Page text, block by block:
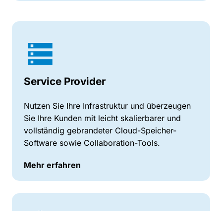
Service Provider
Nutzen Sie Ihre Infrastruktur und überzeugen
Sie Ihre Kunden mit leicht skalierbarer und
vollständig gebrandeter Cloud-Speicher-
Software sowie Collaboration-Tools.
Mehr erfahren